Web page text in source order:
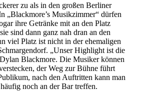
zu als in den großen Berliner
„Blackmore’s Musikzimmer“ dürfen
ihre Getränke mit an den Platz
sind dann ganz nah dran an den
viel Platz ist nicht in der ehemaligen
„Unser Highlight ist die
Blackmore. Die Musiker können
der Weg zur Bühne führt
nach den Auftritten kann man
noch an der Bar treffen.